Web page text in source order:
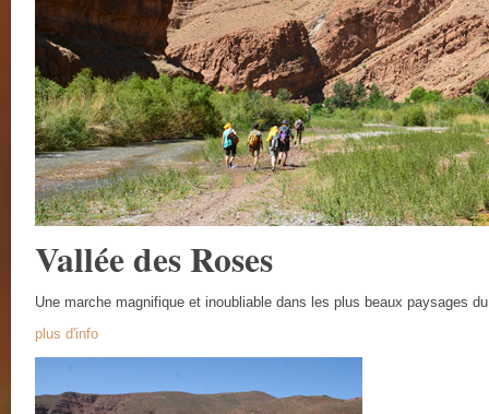
Vallée des Roses
Une marche magnifique et inoubliable dans les plus beaux paysages
plus d'info